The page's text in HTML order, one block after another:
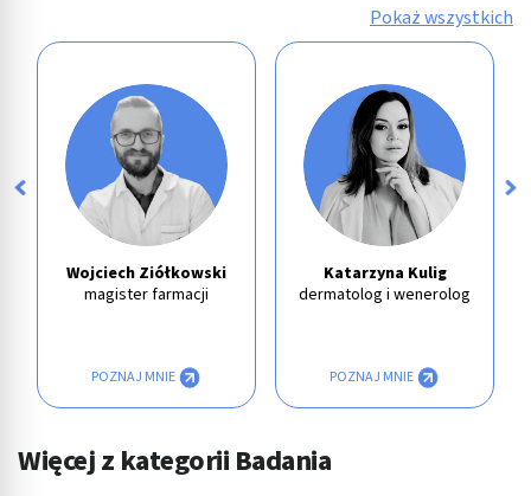
Pokaż wszystkich
Wojciech Ziółkowski
magister farmacji
POZNAJ MNIE
Katarzyna Kulig
dermatolog i wenerolog
POZNAJ MNIE
Więcej z kategorii Badania